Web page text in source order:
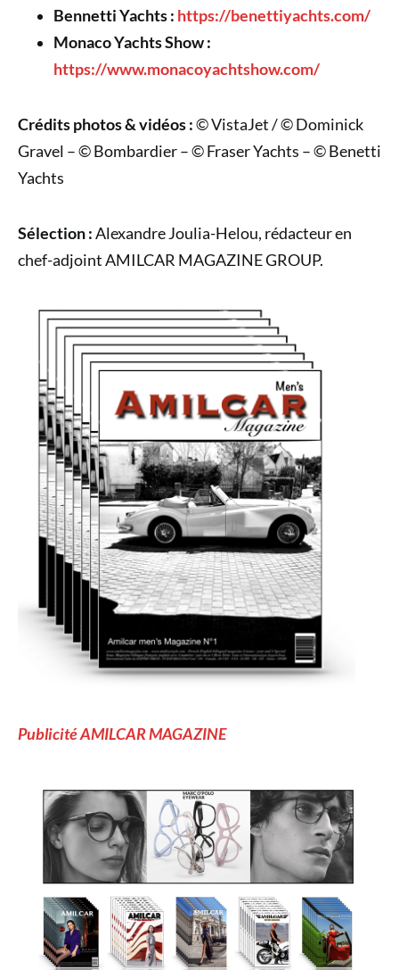
Bennetti Yachts : https://benettiyachts.com/
Monaco Yachts Show :
https://www.monacoyachtshow.com/
Crédits photos & vidéos :© VistaJet / © Dominick
Gravel – © Bombardier – © Fraser Yachts – © Benetti
Yachts
Sélection :Alexandre Joulia-Helou, rédacteur en
chef-adjoint AMILCAR MAGAZINE GROUP.
Publicité AMILCAR MAGAZINE